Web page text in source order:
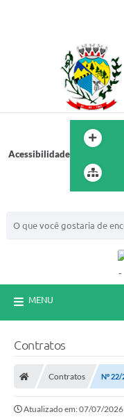
Acessibilidade
MENU
Contratos
Contratos Nº
Atualizado em: 07/07/2026